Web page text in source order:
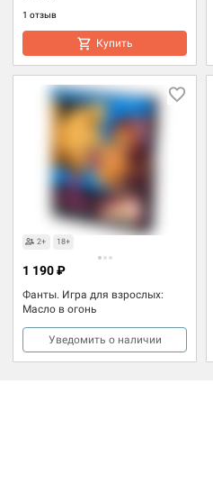
1 отзыв
Купить
Товары для взрослых
2+ 18+
Фанты. Игра для взрослых:
Масло в огонь
1 190 ₽
Уведомить о наличии